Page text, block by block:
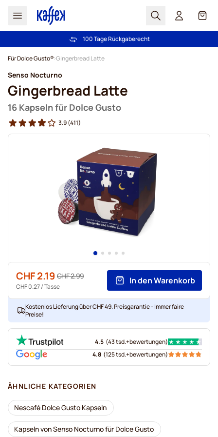
Suchen Cart
Kostenlos Lieferung über CHF 49
100 Tage Rückgaberecht
Für Dolce Gusto® Gingerbread Latte
Senso Nocturno
Gingerbread Latte
16 Kapseln für Dolce Gusto
3.9(411)
CHF 2.99
CHF 2.19
CHF 0.27/ Tasse
In den Warenkorb
Kostenlos Lieferung über CHF 49. Preisgarantie - Immer faire
Preise!
4.5 (43 tsd.+bewertungen)
4.8 (125 tsd.+bewertungen)
ÄHNLICHE KATEGORIEN
Nescafé Dolce Gusto Kapseln
Kapseln von Senso Nocturno für Dolce Gusto